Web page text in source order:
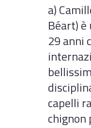
a)
Béart)
29 anni
capelli